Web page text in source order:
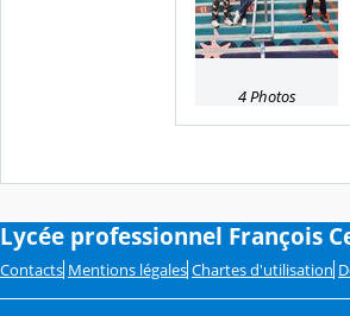
4 Photos
Lycée professionnel François
Contacts Mentions légales Chartes d'utilisation